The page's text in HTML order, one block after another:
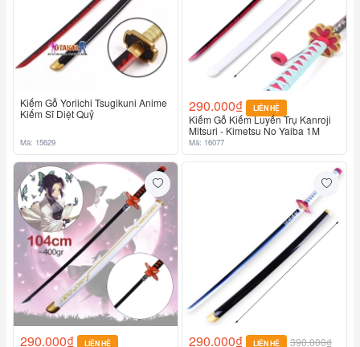
Kiếm Gỗ Yoriichi Tsugikuni Anime
Kiếm Sĩ Diệt Quỷ
Mã: 15629
290.000₫ LIÊN HỆ
Kiếm Gỗ Kiếm Luyến Trụ Kanroji
Mitsuri - Kimetsu No Yaiba 1M
Mã: 16077
290.000₫ LIÊN HỆ 290.000₫ LIÊN HỆ 390.000₫